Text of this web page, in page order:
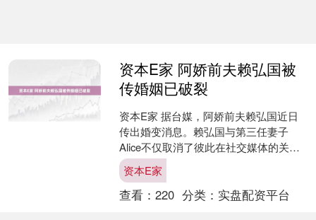
资本E家 阿娇前夫赖弘国被
传婚姻已破裂
资本E家 据台媒，阿娇前夫赖弘国近日
传出婚变消息。赖弘国与第三任妻子
Alice不仅取消了彼此在社交媒体的关
注，Alice还删除了所有与赖弘国有关的
照片。据悉，两....
资本E家
查看： 220 分类： 实盘配资平台